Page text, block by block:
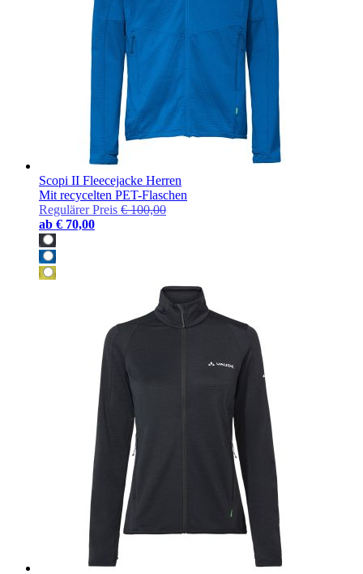
Scopi II Fleecejacke Herren
Mit recycelten PET-Flaschen
Regulärer Preis € 100,00
ab € 70,00